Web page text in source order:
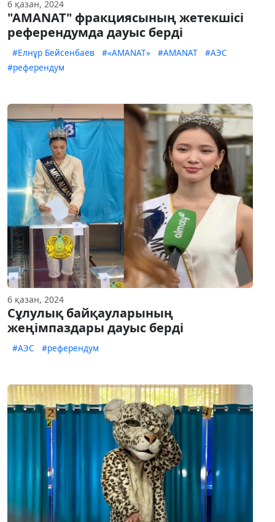
6 қазан, 2024
"AMANAT" фракциясының жетекшісі
референдумда дауыс берді
#Елнұр Бейсенбаев #«AMANAT» #AMANAT
#АЭС
#референдум
6 қазан, 2024
Сұлулық байқауларының
жеңімпаздары дауыс берді
#АЭС #референдум